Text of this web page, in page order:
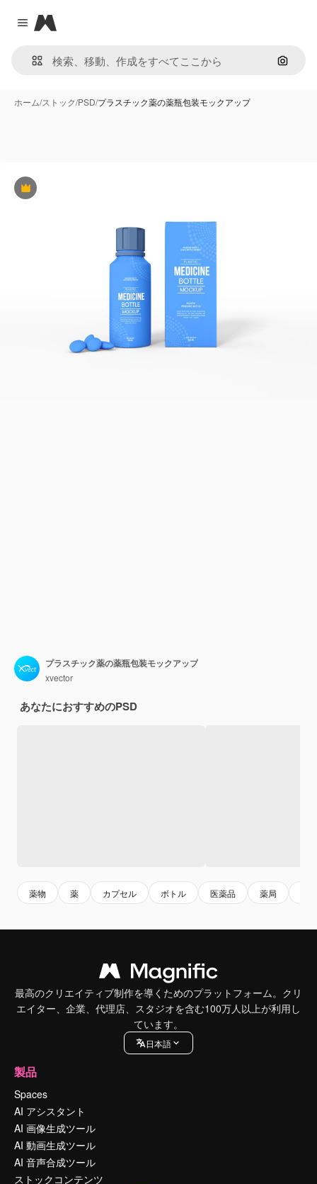
Close menu
Magnific
画像で
ホーム/ストック/PSD/プラスチック薬の薬瓶包装モックアップ
Premium
プラスチック薬の薬瓶包装モックアップ
xvector
あなたにおすすめのPSD
薬物 薬 カプセル ボトル 医薬品 薬局
最高のクリエイティブ制作を導くためのプラットフォーム。クリ
エイター、企業、代理店、スタジオを含む100万人以上が利用し
ています。
日本語
製品
Spaces
AI アシスタント
AI 画像生成ツール
AI 動画生成ツール
AI 音声合成ツール
ストックコンテンツ